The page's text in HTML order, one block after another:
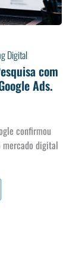
Digital
com
Ads.
confirmou
mercado digital